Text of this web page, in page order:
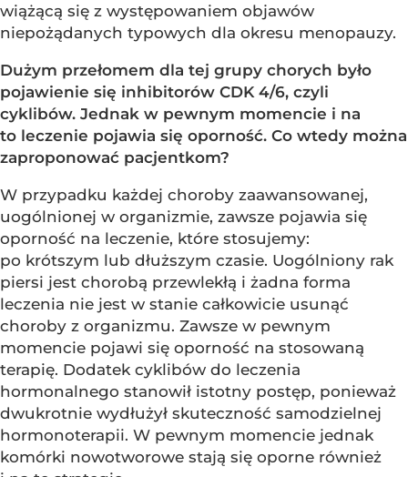
wiążącą się z występowaniem objawów
niepożądanych typowych dla okresu menopauzy.
Dużym przełomem dla tej grupy chorych było
pojawienie się inhibitorów CDK 4/6, czyli
cyklibów. Jednak w pewnym momencie i na
to leczenie pojawia się oporność. Co wtedy można
zaproponować pacjentkom?
W przypadku każdej choroby zaawansowanej,
uogólnionej w organizmie, zawsze pojawia się
oporność na leczenie, które stosujemy:
po krótszym lub dłuższym czasie. Uogólniony rak
piersi jest chorobą przewlekłą i żadna forma
leczenia nie jest w stanie całkowicie usunąć
choroby z organizmu. Zawsze w pewnym
momencie pojawi się oporność na stosowaną
terapię. Dodatek cyklibów do leczenia
hormonalnego stanowił istotny postęp, ponieważ
dwukrotnie wydłużył skuteczność samodzielnej
hormonoterapii. W pewnym momencie jednak
komórki nowotworowe stają się oporne również